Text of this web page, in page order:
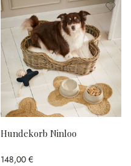
Hundekorb Ninloo
148,00 €